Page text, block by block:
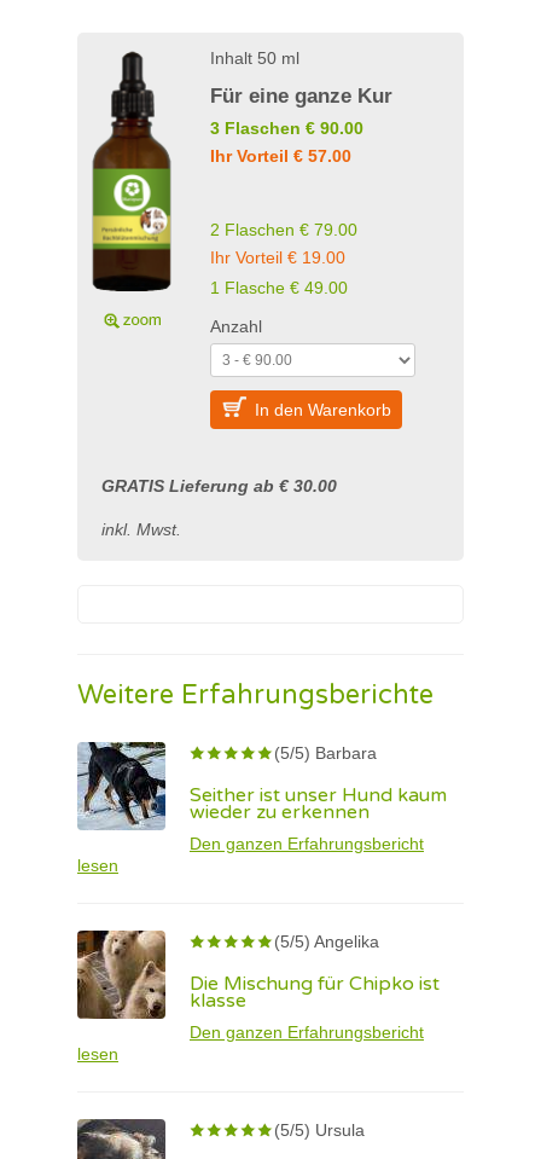
Inhalt 50 ml
Für eine ganze Kur
3 Flaschen € 90.00
Ihr Vorteil € 57.00
2 Flaschen € 79.00
Ihr Vorteil € 19.00
1 Flasche € 49.00
Anzahl
In den Warenkorb
GRATIS Lieferung ab € 30.00
inkl. Mwst.
Weitere Erfahrungsberichte
(5/5) Barbara
Seither ist unser Hund kaum
wieder zu erkennen
Den ganzen Erfahrungsbericht
lesen
(5/5) Angelika
Die Mischung für Chipko ist
klasse
Den ganzen Erfahrungsbericht
lesen
(5/5) Ursula